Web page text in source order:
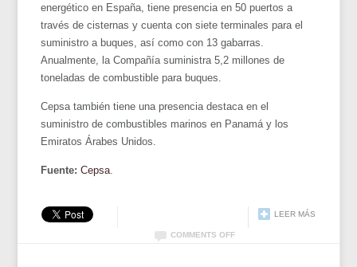
energético en España, tiene presencia en 50 puertos a
través de cisternas y cuenta con siete terminales para el
suministro a buques, así como con 13 gabarras.
Anualmente, la Compañía suministra 5,2 millones de
toneladas de combustible para buques.
Cepsa también tiene una presencia destaca en el
suministro de combustibles marinos en Panamá y los
Emiratos Árabes Unidos.
Fuente: Cepsa
LEER MÁS
COMMENTS OFF